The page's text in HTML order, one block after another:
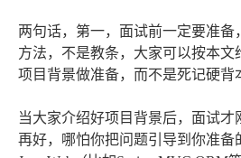
两句话，第一，面试前一定要准备
方法，不是教条，大家可以按本文
项目背景做准备，而不是死记硬背
当大家介绍好项目背景后，面试
再好，哪怕你把问题引导到你准备